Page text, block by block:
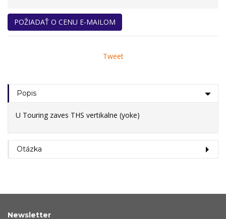
POŽIADAŤ O CENU E-MAILOM
Tweet
Popis
U Touring zaves THS vertikalne (yoke)
Otázka
Newsletter